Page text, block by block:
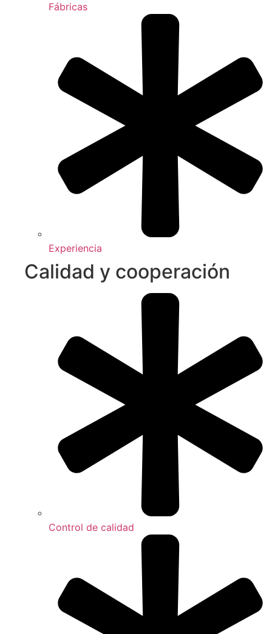
Fábricas
Experiencia
Calidad y cooperación
Control de calidad